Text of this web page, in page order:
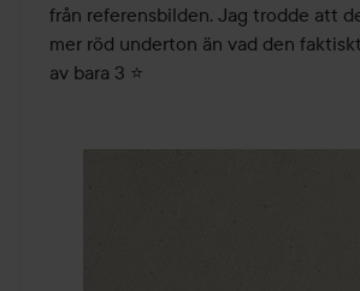
från referensbilden. Jag trodde att
mer röd underton än vad den
av bara 3 ⭐️